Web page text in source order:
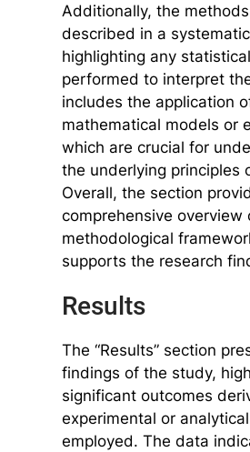
Additionally, the
described in a
highlighting any
performed to interpret
includes the application
mathematical models or
which are crucial for
the underlying principles
Overall, the section
comprehensive overview
methodological
supports the research
Results
The “Results” section
findings of the study,
significant outcomes
experimental or
employed. The data